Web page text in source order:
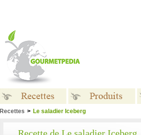
Recettes > Le saladier Iceberg
Recettes Produits